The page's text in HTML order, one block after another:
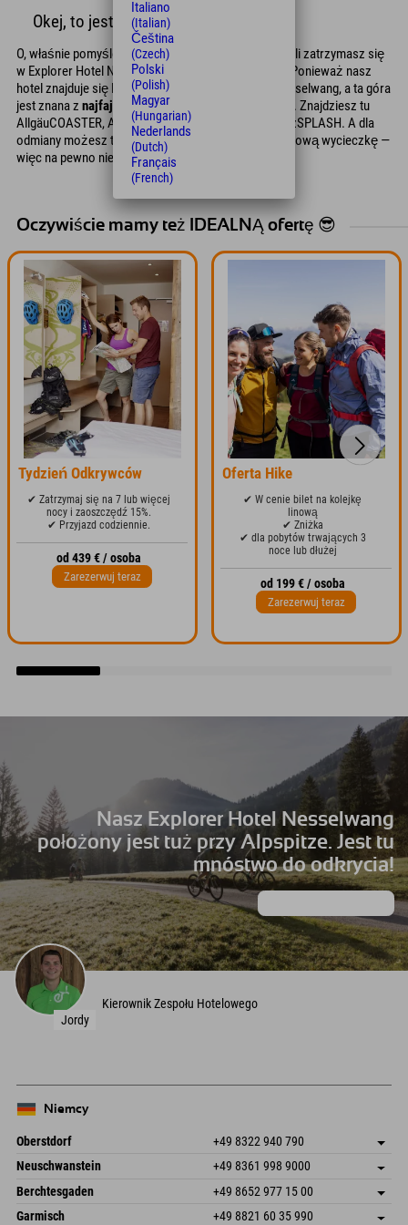
Okej, to jest fajne
O, właśnie pomyśleliśmy o jeszcze jednej rzeczy: jeśli zatrzymasz się
w Explorer Hotel Nesselwang, trafiłeś w dziesiątkę. Ponieważ nasz
hotel znajduje się BEZPOŚREDNIO na Alpspitz w Nesselwang, a ta góra
jest znana z najfajniejszych AKCJI
w Górnym Allgäu. Znajdziesz tu
AllgäuCOASTER, AlpspitzKICK, a teraz także AlpspitzSPLASH. A dla
odmiany możesz też wybrać się na pieszą lub rowerową wycieczkę —
więc na pewno nie będziesz się tu nudzić.
Oczywiście mamy też IDEALNĄ ofertę 😎
Tydzień Odkrywców
✔ Zatrzymaj się na 7 lub więcej
nocy i zaoszczędź 15%.
✔ Przyjazd codziennie.
od 439 € / osoba
Zarezerwuj teraz
Oferta Hike
✔ W cenie bilet na kolejkę
linową
✔ Zniżka
✔ dla pobytów trwających 3
noce lub dłużej
od 199 € / osoba
Zarezerwuj teraz
Nasz Explorer Hotel Nesselwang
położony jest tuż przy Alpspitze. Jest tu
mnóstwo do odkrycia!
Jordy
Kierownik Zespołu Hotelowego
Niemcy
Oberstdorf +49 8322 940 790
An der Breitach 3
Niemcy
Zapisz adres
Książka
Neuschwanstein +49 8361 998 9000
An der Riese 45
87484 Nesselwang im Allgäu
Niemcy
Zapisz adres
Książka
Berchtesgaden +49 8652 977 15 00
Hofreitstr. 7
Zapisz adres
Garmisch +49 8821 60 35 990
Italiano
(Italian)
Čeština
(Czech)
Polski
(Polish)
Magyar
(Hungarian)
Nederlands
(Dutch)
Français
(French)